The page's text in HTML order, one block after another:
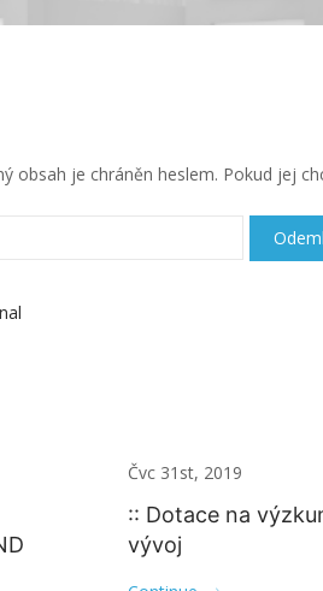
obsah je chráněn heslem. Pokud jej
Čvc 31st, 2019
:: Dotace na
vývoj